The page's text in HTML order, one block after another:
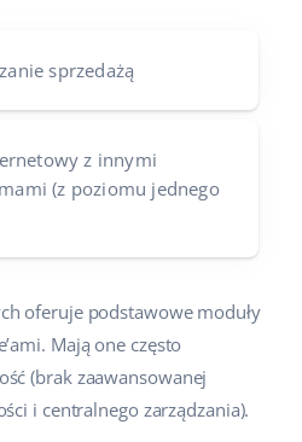
sprzedażą
z innymi
(z poziomu jednego
oferuje podstawowe moduły
Mają one często
(brak zaawansowanej
i centralnego zarządzania).